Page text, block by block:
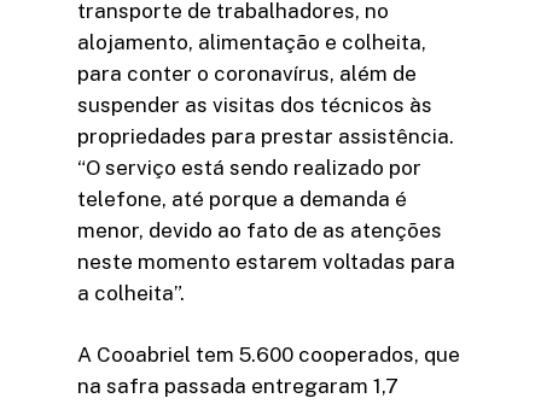
transporte de trabalhadores, no
alojamento, alimentação e colheita,
para conter o coronavírus, além de
suspender as visitas dos técnicos às
propriedades para prestar assistência.
“O serviço está sendo realizado por
telefone, até porque a demanda é
menor, devido ao fato de as atenções
neste momento estarem voltadas para
a colheita”.
A Cooabriel tem 5.600 cooperados, que
na safra passada entregaram 1,7